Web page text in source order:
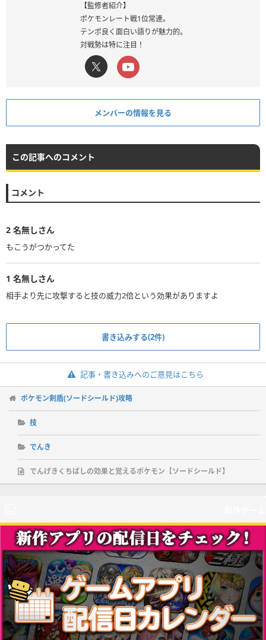
【監修者紹介】
ポケモンレート戦1位常連。
テンポ良く面白い語りが魅力的。
対戦勢は特に注目！
メンバーの情報を見る
この記事へのコメント
コメント
2 名無しさん
もこうがつかってた
1 名無しさん
相手より先に攻撃すると技の威力2倍という効果がありますよ
書き込みする(2件)
記事・書き込みへのご意見はこちら
ポケモン剣盾(ソードシールド)攻略
技
でんき
でんげきくちばしの効果と覚えるポケモン【ソードシールド】